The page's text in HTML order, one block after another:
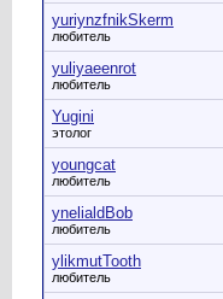
yuriynzfnikSkerm
любитель
yuliyaeenrot
любитель
Yugini
этолог
youngcat
любитель
ynelialdBob
любитель
ylikmutTooth
любитель